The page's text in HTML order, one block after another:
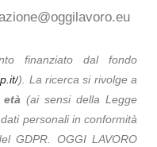
finanziato dal fondo
). La ricerca si rivolge a
(ai sensi della Legge
personali in conformità
GDPR. OGGI LAVORO